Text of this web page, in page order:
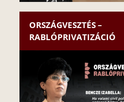
ORSZÁGVESZTÉS –
RABLÓPRIVATIZÁCIÓ